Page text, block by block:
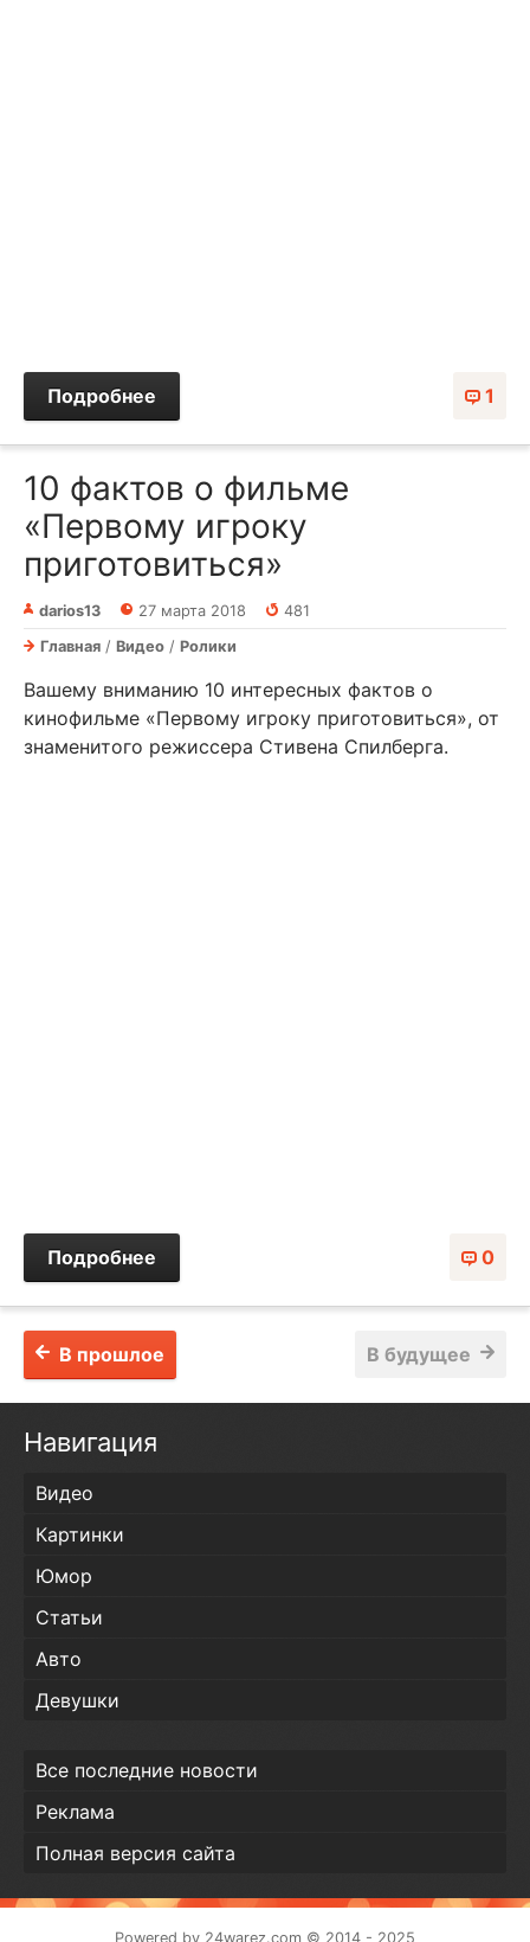
1
Подробнее
10 фактов о фильме
«Первому игроку
приготовиться»
darios13 27 марта 2018
481
Главная / Видео / Ролики
Вашему вниманию 10 интересных фактов о
кинофильме «Первому игроку приготовиться», от
знаменитого режиссера Стивена Спилберга.
0
Подробнее
В будущее
В прошлое
Навигация
Видео
Картинки
Юмор
Статьи
Авто
Девушки
Все последние новости
Реклама
Полная версия сайта
Powered by 24warez.com © 2014 - 2025